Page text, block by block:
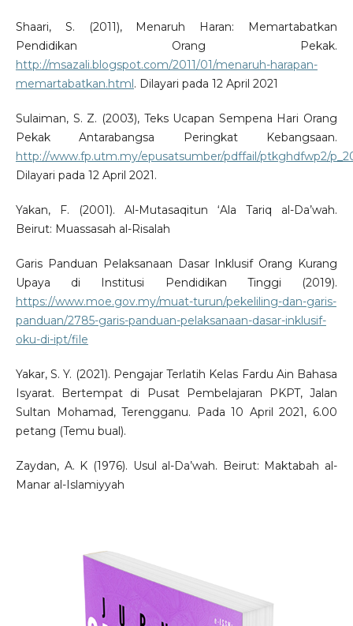
Shaari, S. (2011), Menaruh Haran: Memartabatkan
Pendidikan Orang Pekak.
http://msazali.blogspot.com/2011/01/menaruh-harapan-
memartabatkan.html. Dilayari pada 12 April 2021
Sulaiman, S. Z. (2003), Teks Ucapan Sempena Hari Orang
Pekak Antarabangsa Peringkat Kebangsaan.
http://www.fp.utm.my/epusatsumber/pdffail/ptkghdfwp2/
Dilayari pada 12 April 2021.
Yakan, F. (2001). Al-Mutasaqitun ‘Ala Tariq al-Da’wah.
Beirut: Muassasah al-Risalah
Garis Panduan Pelaksanaan Dasar Inklusif Orang Kurang
Upaya di Institusi Pendidikan Tinggi (2019).
https://www.moe.gov.my/muat-turun/pekeliling-dan-garis-
panduan/2785-garis-panduan-pelaksanaan-dasar-inklusif-
oku-di-ipt/file
Yakar, S. Y. (2021). Pengajar Terlatih Kelas Fardu Ain Bahasa
Isyarat. Bertempat di Pusat Pembelajaran PKPT, Jalan
Sultan Mohamad, Terengganu. Pada 10 April 2021, 6.00
petang (Temu bual).
Zaydan, A. K (1976). Usul al-Da’wah. Beirut: Maktabah al-
Manar al-Islamiyyah